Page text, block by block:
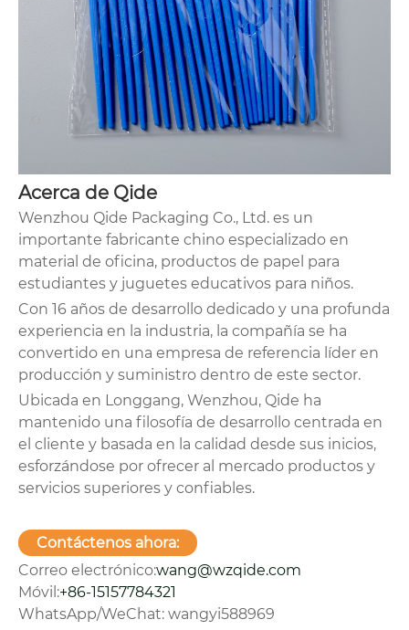
Acerca de Qide
Wenzhou Qide Packaging Co., Ltd. es un
importante fabricante chino especializado en
material de oficina, productos de papel para
estudiantes y juguetes educativos para niños.
Con 16 años de desarrollo dedicado y una profunda
experiencia en la industria, la compañía se ha
convertido en una empresa de referencia líder en
producción y suministro dentro de este sector.
Ubicada en Longgang, Wenzhou, Qide ha
mantenido una filosofía de desarrollo centrada en
el cliente y basada en la calidad desde sus inicios,
esforzándose por ofrecer al mercado productos y
servicios superiores y confiables.
Contáctenos ahora:
Correo electrónico:wang@wzqide.com
Móvil:+86-15157784321
WhatsApp/WeChat: wangyi588969